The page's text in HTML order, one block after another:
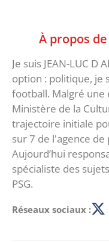
À propos
Je suis JEAN-LUC D
option : politique, je
football. Malgré une
Ministère de la
trajectoire initiale
sur 7 de l'agence de
Aujourd’hui
spécialiste des
PSG.
Réseaux sociaux :